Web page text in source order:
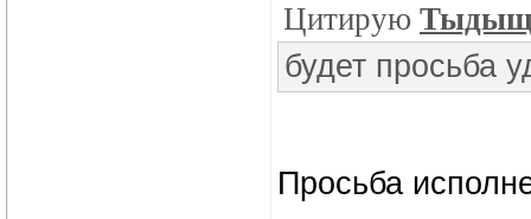
Цитирую
будет просьба
Просьба